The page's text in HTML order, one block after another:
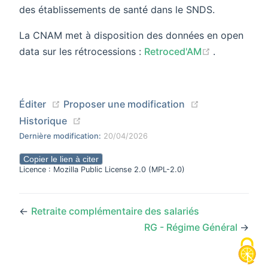
des établissements de santé dans le SNDS.
La CNAM met à disposition des données en open
data sur les rétrocessions : Retroced'AM .
Éditer (opens new window)
Proposer une modification
Historique
Dernière modification: 20/04/2026
Copier le lien à citer
Licence : Mozilla Public License 2.0 (MPL-2.0)
← Retraite complémentaire des salariés
RG - Régime Général →